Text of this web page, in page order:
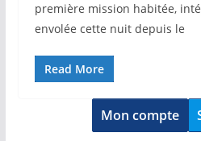
première mission habitée,
envolée cette nuit depuis le
Read More
Mon compte